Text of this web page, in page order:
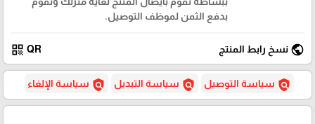
بدفع الثمن لموظف التوصيل.
public نسخ رابط المنتج QR
qr_code
policy سياسة التوصيل policy سياسة التبديل policy سياسة الإلغاء